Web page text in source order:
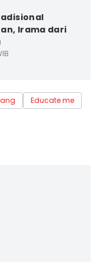
Irama dari
Educate me